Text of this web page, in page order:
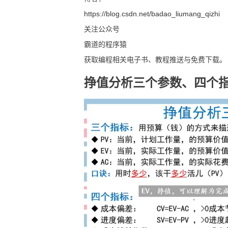
https://blog.csdn.net/badao_liumang_qizhi
关注公众号
霸道的程序猿
获取编程相关电子书、教程推送与免费下载。
挣值分析三个参数、四个